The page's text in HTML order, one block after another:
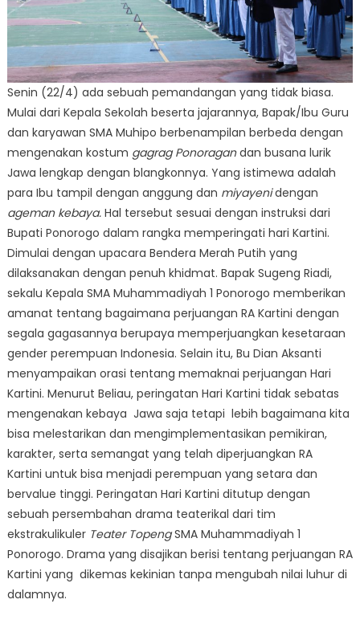
Senin (22/4) ada sebuah pemandangan yang tidak biasa.
Mulai dari Kepala Sekolah beserta jajarannya, Bapak/Ibu Guru
dan karyawan SMA Muhipo berbenampilan berbeda dengan
mengenakan kostum gagrag Ponoragandan busana lurik
Jawa lengkap dengan blangkonnya. Yang istimewa adalah
para Ibu tampil dengan anggung dan miyayenidengan
ageman kebaya. Hal tersebut sesuai dengan instruksi dari
Bupati Ponorogo dalam rangka memperingati hari Kartini.
Dimulai dengan upacara Bendera Merah Putih yang
dilaksanakan dengan penuh khidmat. Bapak Sugeng Riadi,
sekalu Kepala SMA Muhammadiyah 1 Ponorogo memberikan
amanat tentang bagaimana perjuangan RA Kartini dengan
segala gagasannya berupaya memperjuangkan kesetaraan
gender perempuan Indonesia. Selain itu, Bu Dian Aksanti
menyampaikan orasi tentang memaknai perjuangan Hari
Kartini. Menurut Beliau, peringatan Hari Kartini tidak sebatas
mengenakan kebaya Jawa saja tetapi lebih bagaimana kita
bisa melestarikan dan mengimplementasikan pemikiran,
karakter, serta semangat yang telah diperjuangkan RA
Kartini untuk bisa menjadi perempuan yang setara dan
bervalue tinggi. Peringatan Hari Kartini ditutup dengan
sebuah persembahan drama teaterikal dari tim
ekstrakulikuler Teater TopengSMA Muhammadiyah 1
Ponorogo. Drama yang disajikan berisi tentang perjuangan RA
Kartini yang dikemas kekinian tanpa mengubah nilai luhur di
dalamnya.